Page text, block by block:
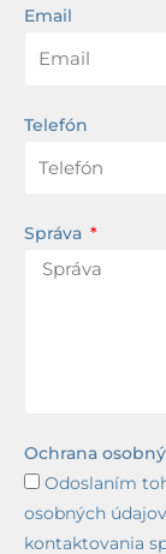
Email
Telefón
Správa
Ochrana
Odoslaním
osobných
kontaktovania